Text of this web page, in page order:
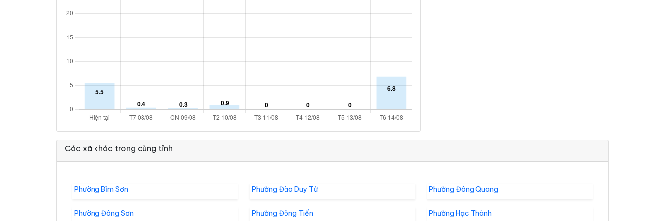
Các xã khác trong cùng tỉnh
Phường Bỉm Sơn Phường Đào Duy Từ Phường Đông Quang
Phường Đông Sơn Phường Đông Tiến Phường Hạc Thành